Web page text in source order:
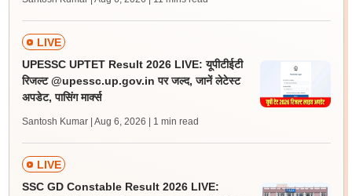
LIVE
UPESSC UPTET Result 2026 LIVE: यूपीटीईटी
रिजल्ट @upessc.up.gov.in पर जल्द, जानें लेटेस्ट
अपडेट, पासिंग मार्क्स
Santosh Kumar | Aug 6, 2026 | 1 min read
LIVE
SSC GD Constable Result 2026 LIVE: